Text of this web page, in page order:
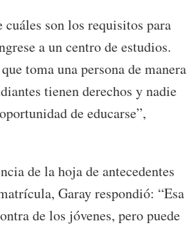
cuáles son los requisitos para
a un centro de estudios.
toma una persona de manera
tienen derechos y nadie
de educarse”,
de la hoja de antecedentes
Garay respondió: “Esa
de los jóvenes, pero puede